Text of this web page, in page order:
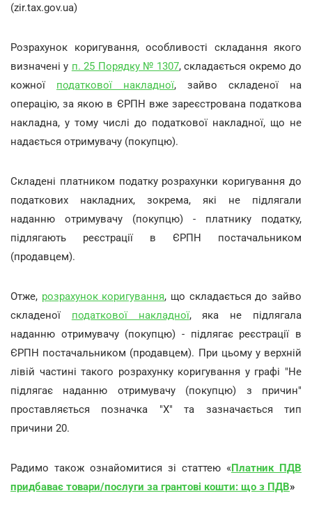
(zir.tax.gov.ua)
Розрахунок коригування, особливості складання якого
визначені у п. 25 Порядку № 1307, складається окремо до
кожної податкової накладної, зайво складеної на
операцію, за якою в ЄРПН вже зареєстрована податкова
накладна, у тому числі до податкової накладної, що не
надається отримувачу (покупцю).
Cкладені платником податку розрахунки коригування до
податкових накладних, зокрема, які не підлягали
наданню отримувачу (покупцю) - платнику податку,
підлягають реєстрації в ЄРПН постачальником
(продавцем).
Отже, розрахунок коригування, що складається до зайво
складеної податкової накладної, яка не підлягала
наданню отримувачу (покупцю) - підлягає реєстрації в
ЄРПН постачальником (продавцем). При цьому у верхній
лівій частині такого розрахунку коригування у графі "Не
підлягає наданню отримувачу (покупцю) з причин"
проставляється позначка "Х" та зазначається тип
причини 20.
Радимо також ознайомитися зі статтею «Платник ПДВ
придбаває товари/послуги за грантові кошти: що з ПДВ»